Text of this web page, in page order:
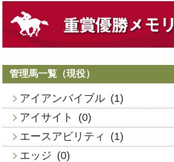
管理馬一覧（現役）
アイアンバイブル (1)
アイサイト
(0)
エースアビリティ
(1)
エッジ (0)